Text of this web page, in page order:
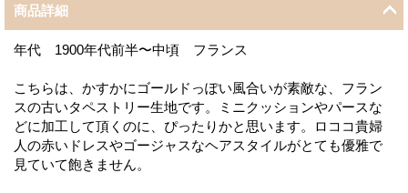
商品詳細
年代 1900年代前半〜中頃 フランス
こちらは、かすかにゴールドっぽい風合いが素敵な、フラン
スの古いタペストリー生地です。ミニクッションやパースな
どに加工して頂くのに、ぴったりかと思います。ロココ貴婦
人の赤いドレスやゴージャスなヘアスタイルがとても優雅で
見ていて飽きません。